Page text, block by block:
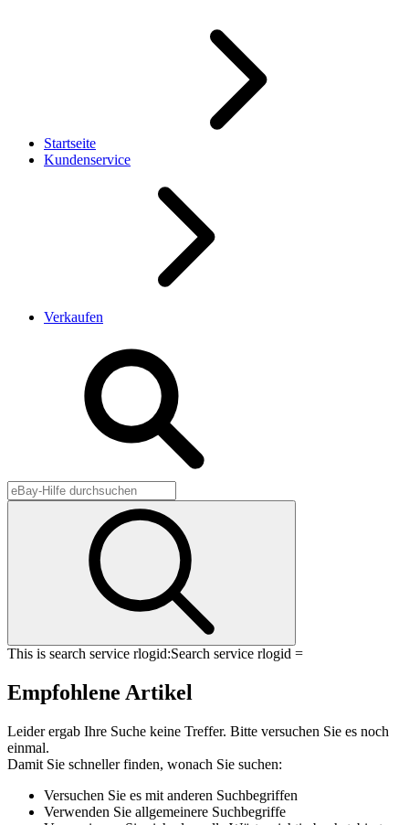
Startseite
Kundenservice
Verkaufen
This is search service rlogid:Search service rlogid =
Empfohlene Artikel
Leider ergab Ihre Suche keine Treffer. Bitte versuchen Sie es noch
einmal.
Damit Sie schneller finden, wonach Sie suchen:
Versuchen Sie es mit anderen Suchbegriffen
Verwenden Sie allgemeinere Suchbegriffe